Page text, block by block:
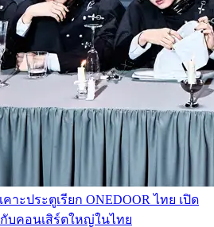
าะประตูเรียก ONEDOOR ไทย เปิด
บคอนเสิร์ตใหญ่ในไทย